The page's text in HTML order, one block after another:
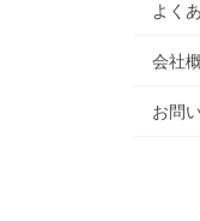
よく
会社
お問